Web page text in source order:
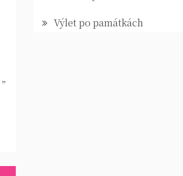
Výlet po památkách